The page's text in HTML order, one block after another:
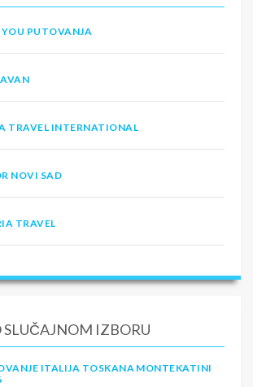
YOU PUTOVANJA
TRAVEL INTERNATIONAL
NOVI SAD
TRAVEL
SLUČAJNOM IZBORU
ITALIJA TOSKANA MONTEKATINI